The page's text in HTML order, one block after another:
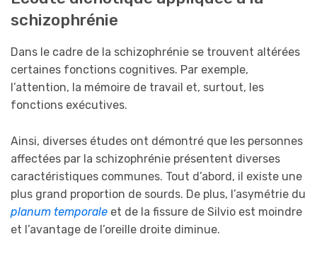
schizophrénie
Dans le cadre de la schizophrénie se trouvent altérées
certaines fonctions cognitives. Par exemple,
l’attention, la mémoire de travail et, surtout, les
fonctions exécutives.
Ainsi, diverses études ont démontré que les personnes
affectées par la schizophrénie présentent diverses
caractéristiques communes. Tout d’abord, il existe une
plus grand proportion de sourds. De plus, l’asymétrie du
planum temporale et de la fissure de Silvio est moindre
et l’avantage de l’oreille droite diminue.